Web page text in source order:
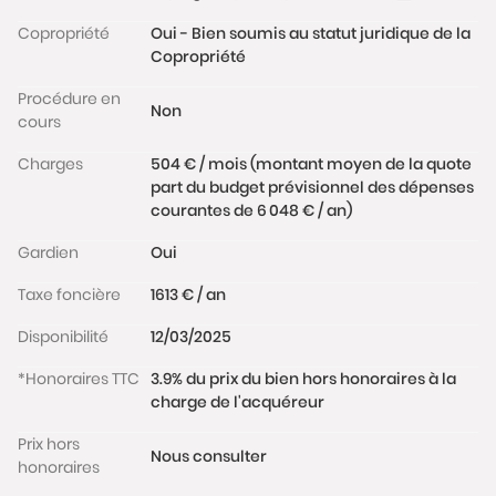
Copropriété
Oui - Bien soumis au statut juridique de la
Copropriété
Procédure en
cours
Non
Charges
504 € / mois (montant moyen de la quote
part du budget prévisionnel des dépenses
courantes de 6 048 € / an)
Gardien
Oui
Taxe foncière
1613 € / an
Disponibilité
12/03/2025
*Honoraires TTC 3.9% du prix du bien hors honoraires à la
charge de l'acquéreur
Prix hors
honoraires
Nous consulter